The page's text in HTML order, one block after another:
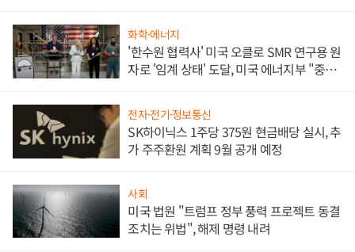
화학·에너지
'한수원 협력사' 미국 오클로 SMR 연구용 원
자로 '임계 상태' 도달, 미국 에너지부 "중요
전자·전기·정보통신
SK하이닉스 1주당 375원 현금배당 실시, 추
가 주주환원 계획 9월 공개 예정
사회
미국 법원 "트럼프 정부 풍력 프로젝트 동결
조치는 위법", 해제 명령 내려